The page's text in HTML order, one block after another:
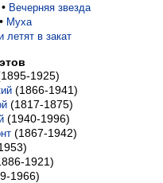
• Вечерняя звезда
• Муха
летят в закат
1925)
(1866-1941)
(1817-1875)
(1940-1996)
(1867-1942)
1921)
1966)